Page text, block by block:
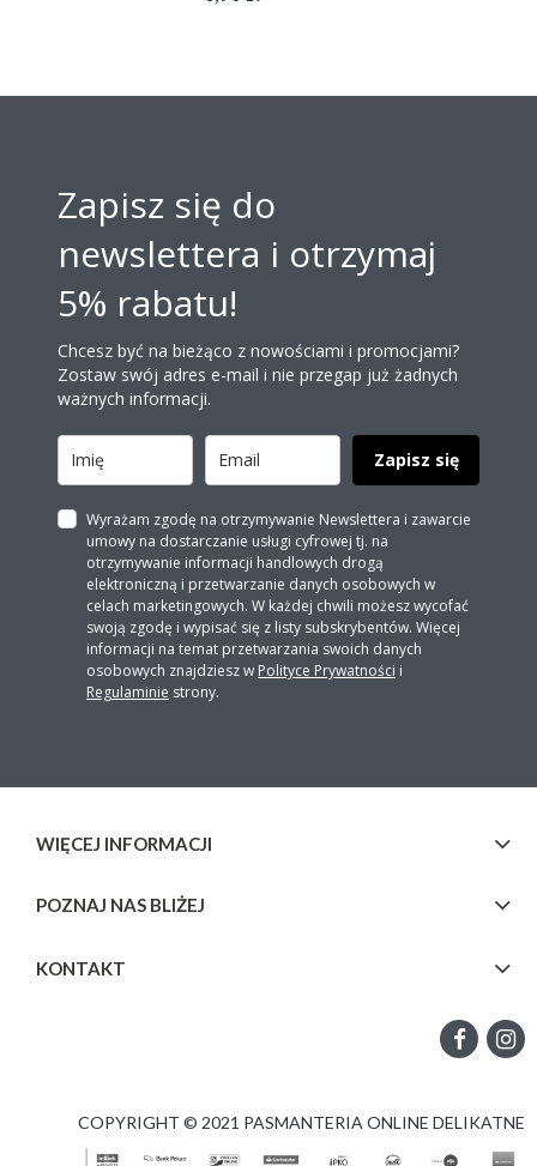
Zapisz się do
newslettera i otrzymaj
5% rabatu!
Chcesz być na bieżąco z nowościami i promocjami?
Zostaw swój adres e-mail i nie przegap już żadnych
ważnych informacji.
Zapisz się
Wyrażam zgodę na otrzymywanie Newslettera i zawarcie
umowy na dostarczanie usługi cyfrowej tj. na
otrzymywanie informacji handlowych drogą
elektroniczną i przetwarzanie danych osobowych w
celach marketingowych. W każdej chwili możesz wycofać
swoją zgodę i wypisać się z listy subskrybentów. Więcej
informacji na temat przetwarzania swoich danych
osobowych znajdziesz w Polityce Prywatności i
Regulaminie strony.
WIĘCEJ INFORMACJI
POZNAJ NAS BLIŻEJ
KONTAKT
COPYRIGHT © 2021 PASMANTERIA ONLINE DELIKATNE